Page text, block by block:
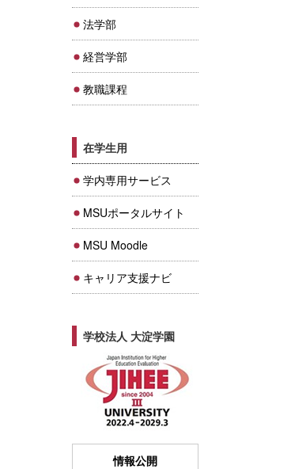
法学部
経営学部
教職課程
在学生用
学内専用サービス
MSUポータルサイト
MSU Moodle
キャリア支援ナビ
学校法人 大淀学園
情報公開